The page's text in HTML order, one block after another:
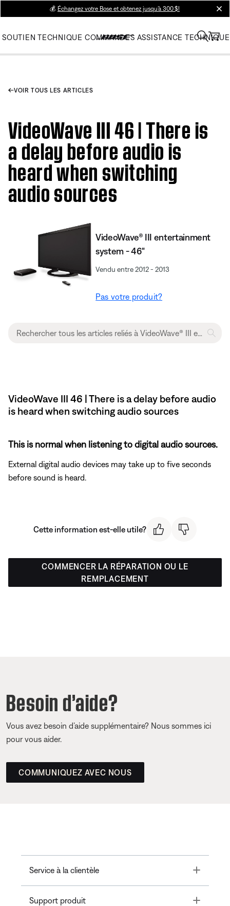
💰 Échangez votre Bose et obtenez jusqu’à 300 $!
SOUTIEN TECHNIQUE COMMANDES ASSISTANCE TECHNIQUE
VOIR TOUS LES ARTICLES
VideoWave III 46 | There is
a delay before audio is
heard when switching
audio sources
VideoWave® III entertainment
system - 46"
Vendu entre 2012 - 2013
Pas votre produit?
VideoWave III 46 | There is a delay before audio
is heard when switching audio sources
This is normal when listening to digital audio sources.
External digital audio devices may take up to five seconds
before sound is heard.
Cette information est-elle utile?
COMMENCER LA RÉPARATION OU LE
REMPLACEMENT
Besoin d’aide?
Vous avez besoin d’aide supplémentaire? Nous sommes ici
pour vous aider.
COMMUNIQUEZ AVEC NOUS
Service à la clientèle Toggle
Support produit Toggle